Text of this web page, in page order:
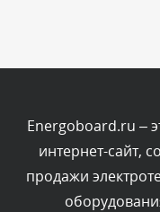
Комментарий
Текст комментария
администратором.
Energoboard.ru –
интернет-сайт,
продажи